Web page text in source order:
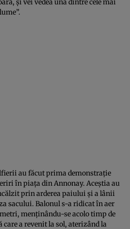
și vei vedea una dintre cele mai
au făcut prima demonstrație
în piața din Annonay. Aceștia au
prin arderea paiului și a lânii
sacului. Balonul s-a ridicat în aer
menținându-se acolo timp de
care a revenit la sol, aterizând la